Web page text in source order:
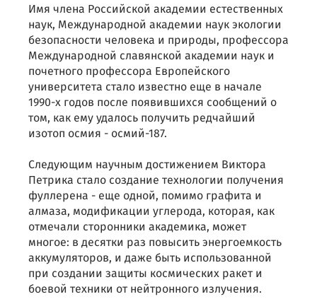
Имя члена Российской академии естественных
наук, Международной академии наук экологии
безопасности человека и природы, профессора
Международной славянской академии наук и
почетного профессора Европейского
университета стало известно еще в начале
1990-х годов после появившихся сообщений о
том, как ему удалось получить редчайший
изотоп осмия - осмий-187.
Следующим научным достижением Виктора
Петрика стало создание технологии получения
фуллерена - еще одной, помимо графита и
алмаза, модификации углерода, которая, как
отмечали сторонники академика, может
многое: в десятки раз повысить энергоемкость
аккумуляторов, и даже быть использованной
при создании защиты космических ракет и
боевой техники от нейтронного излучения.